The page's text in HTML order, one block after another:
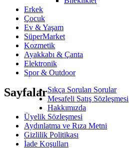
Erkek
Çocuk
Ev & Yaşam
SüperMarket
Kozmetik
Ayakkabı & Çanta
Elektronik
Spor & Outdoor
SayfalarSıkça Sorulan Sorular
Mesafeli Satış Sözleşmesi
Hakkımızda
Üyelik Sözleşmesi
Aydınlatma ve Rıza Metni
Gizlilik Politikası
İade Koşulları